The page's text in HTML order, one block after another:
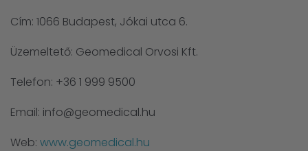
Cím: 1066 Budapest, Jókai utca 6.
Üzemeltető: Geomedical Orvosi Kft.
Telefon: +36 1 999 9500
Email: info@geomedical.hu
Web: www.geomedical.hu